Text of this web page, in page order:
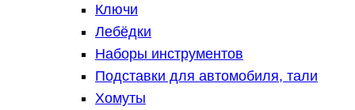
Ключи
Лебёдки
Наборы инструментов
Подставки для автомобиля, тали
Хомуты